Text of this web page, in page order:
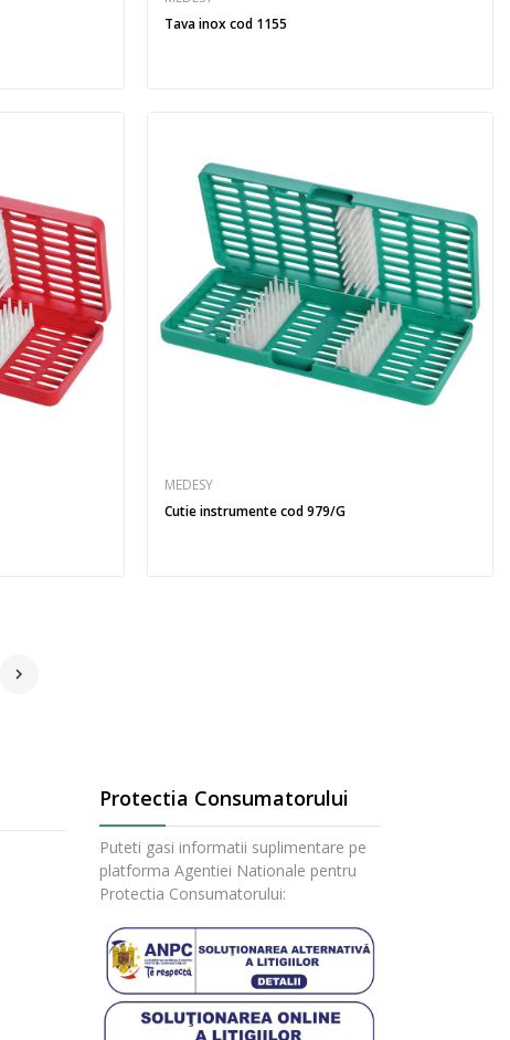
Tava inox cod 1155
MEDESY
Cutie instrumente cod 979/G

Protectia Consumatorului
Puteti gasi informatii suplimentare pe
platforma Agentiei Nationale pentru
Protectia Consumatorului: